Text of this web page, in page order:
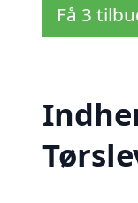
Få 3